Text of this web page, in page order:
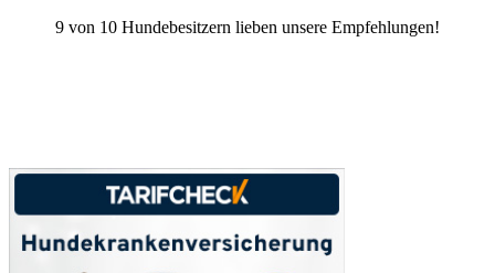
9 von 10 Hundebesitzern lieben unsere Empfehlungen!